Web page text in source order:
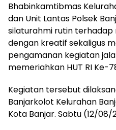
Bhabinkamtibmas
dan Unit Lantas Polsek
silaturahmi rutin
dengan kreatif sekaligus
pengamanan kegiatan
memeriahkan HUT RI Ke-
Kegiatan tersebut
Banjarkolot Kelurahan
Kota Banjar. Sabtu (12/08/